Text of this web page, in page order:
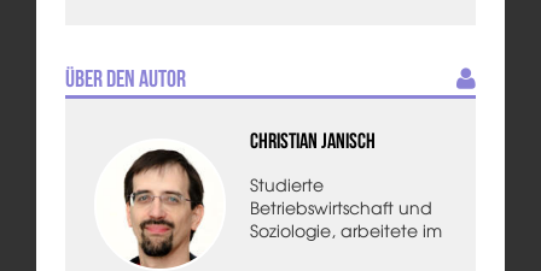
Über den Autor
Christian Janisch
Studierte
Betriebswirtschaft und
Soziologie, arbeitete im